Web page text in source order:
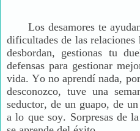
Los desamores te
dificultades de las relaciones
desbordan, gestionas tu
defensas para gestionar
vida. Yo no aprendí nada,
desconozco, tuve una
seductor, de un guapo, de
a lo que soy. Sorpresas de